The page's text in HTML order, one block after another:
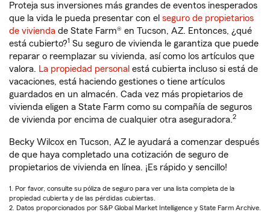
Proteja sus inversiones más grandes de eventos inesperados
que la vida le pueda presentar con el seguro de propietarios
de vivienda de State Farm® en Tucson, AZ. Entonces, ¿qué
está cubierto?1 Su seguro de vivienda le garantiza que puede
reparar o reemplazar su vivienda, así como los artículos que
valora. La propiedad personal está cubierta incluso si está de
vacaciones, está haciendo gestiones o tiene artículos
guardados en un almacén. Cada vez más propietarios de
vivienda eligen a State Farm como su compañía de seguros
de vivienda por encima de cualquier otra aseguradora.2
Becky Wilcox en Tucson, AZ le ayudará a comenzar después
de que haya completado una cotización de seguro de
propietarios de vivienda en línea. ¡Es rápido y sencillo!
1. Por favor, consulte su póliza de seguro para ver una lista completa de la
propiedad cubierta y de las pérdidas cubiertas.
2. Datos proporcionados por S&P Global Market Intelligence y State Farm Archive.